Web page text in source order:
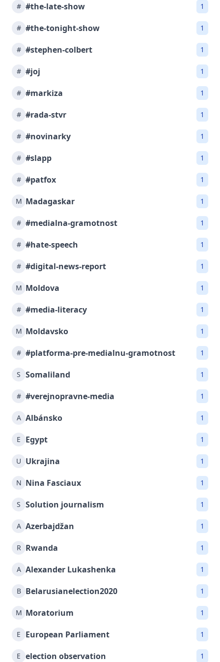
# #the-late-show 1
# #the-tonight-show 1
# #stephen-colbert 1
# #joj 1
# #markiza 1
# #rada-stvr 1
# #novinarky 1
# #slapp 1
# #patfox 1
M Madagaskar 1
# #medialna-gramotnost 1
# #hate-speech 1
# #digital-news-report 1
M Moldova 1
# #media-literacy 1
M Moldavsko 1
# #platforma-pre-medialnu-gramotnost 1
S Somaliland 1
# #verejnopravne-media 1
A Albánsko 1
E Egypt 1
U Ukrajina 1
N Nina Fasciaux 1
S Solution journalism 1
A Azerbajdžan 1
R Rwanda 1
A Alexander Lukashenka 1
B Belarusianelection2020 1
M Moratorium 1
E European Parliament 1
E election observation 1